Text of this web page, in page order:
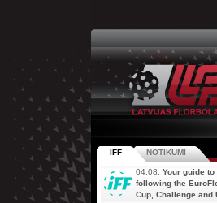
IFF NOTIKUMI
04.08. Your guide to
following the
Cup, Challenge and